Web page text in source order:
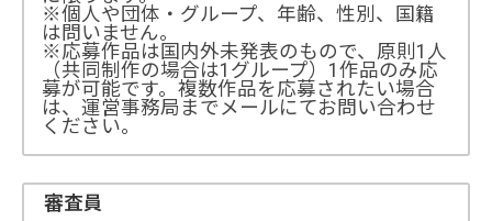
※個人や団体・グループ、年齢、性別、国籍
は問いません。
※応募作品は国内外未発表のもので、原則1人
（共同制作の場合は1グループ）1作品のみ応
募が可能です。複数作品を応募されたい場合
は、運営事務局までメールにてお問い合わせ
ください。
審査員